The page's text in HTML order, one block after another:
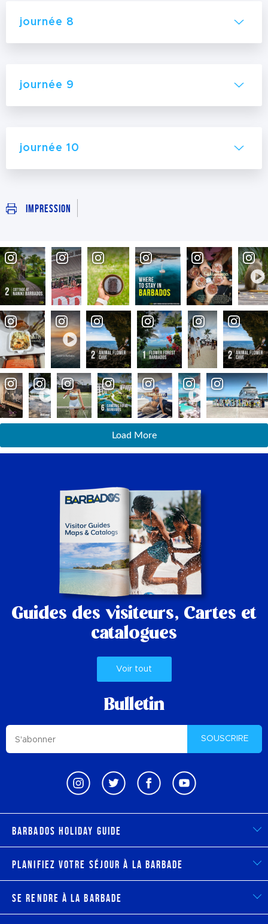
journée 8
journée 9
journée 10
Impression
Load More
Guides des visiteurs, Cartes et
catalogues
Voir tout
Bulletin
SOUSCRIRE
Barbados Holiday Guide
Planifiez votre séjour à la Barbade
Se rendre à la Barbade